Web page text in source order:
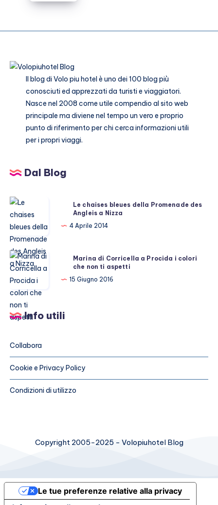
orari
prezzi
Il blog diVolo piu hotelè uno dei 100 blog più
conosciuti ed apprezzati da turisti e viaggiatori.
Nasce nel 2008 come utile compendio al sito web
principale ma diviene nel tempo un vero e proprio
punto di riferimento per chi cerca informazioni utili
per i propri viaggi.
Dal Blog
Le
chaises
bleues
della
Promenade
des
Le chaises bleues della Promenade des
Angleis a Nizza
4 Aprile 2014
Marina
di
Corricella
a
Procida
i
che
ti
aspetti
Marina di Corricella a Procida i colori
che non ti aspetti
15 Giugno 2016
Info utili
Collabora
Cookie e Privacy Policy
Condizioni di utilizzo
Copyright 2005-2025 - Volopiuhotel Blog
Le tue preferenze relative alla privacy